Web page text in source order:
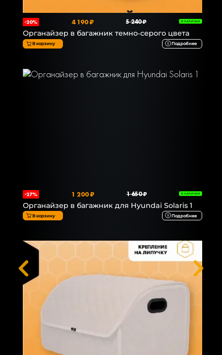
-20% 4 190 ₽ 5 240 ₽ В НАЛИЧИИ
Органайзер в багажник темно-серого цвета
В корзину Подробнее
-27% 1 200 ₽ 1 650 ₽ В НАЛИЧИИ
Органайзер в багажник для Hyundai Solaris 1
В корзину Подробнее